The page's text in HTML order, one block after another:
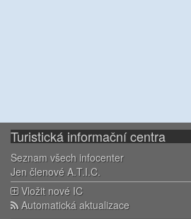
Turistická informační centra
Seznam všech infocenter
Jen členové A.T.I.C.
Vložit nové IC
Automatická aktualizace